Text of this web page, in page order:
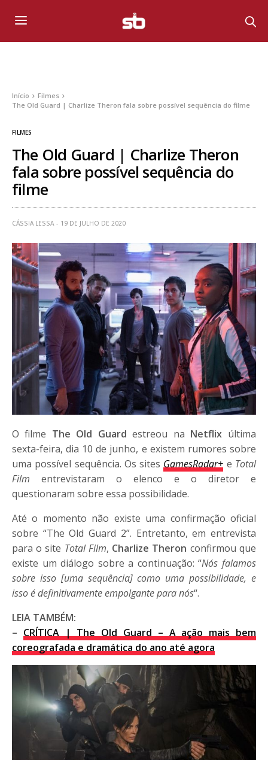
Início
Filmes
The Old Guard | Charlize Theron fala sobre possível sequência do filme
FILMES
The Old Guard | Charlize Theron
fala sobre possível sequência do
filme
CÁSSIA LESSA 19 DE JULHO DE 2020
O filme The Old Guard estreou na Netflix última
sexta-feira, dia 10 de junho, e existem rumores sobre
uma possível sequência. Os sites GamesRadar+ e Total
Film entrevistaram o elenco e o diretor e
questionaram sobre essa possibilidade.
Até o momento não existe uma confirmação oficial
sobre “The Old Guard 2”. Entretanto, em entrevista
para o site Total Film, Charlize Theron confirmou que
existe um diálogo sobre a continuação: “Nós falamos
sobre isso [uma sequência] como uma possibilidade, e
isso é definitivamente empolgante para nós“.
LEIA TAMBÉM:
– CRÍTICA | The Old Guard – A ação mais bem
coreografada e dramática do ano até agora